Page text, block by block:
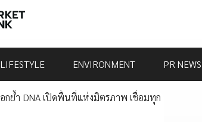
LIFESTYLE ENVIRONMENT PR NEWS